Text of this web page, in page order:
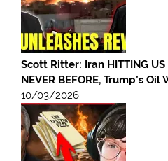
Scott Ritter: Iran HITTING US
NEVER BEFORE, Trump’s
10/03/2026